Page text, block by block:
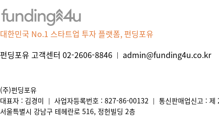
대한민국 No.1 스타트업 투자 플랫폼, 펀딩포유
펀딩포유 고객센터 02-2606-8846 | admin@funding4u.co.kr
(주)펀딩포유
대표자 : 김경미
| 사업자등록번호 : 827-86-00132 | 통신판매업신고 :
서울특별시 강남구 테헤란로 516, 정헌빌딩 2층